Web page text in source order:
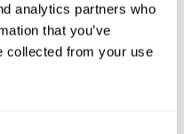
analytics partners who
that you’ve
collected from your use
ont des résultats à
dans le temps et
Vous devez choisir
et qui s'ajuste aux
de chaque personne.